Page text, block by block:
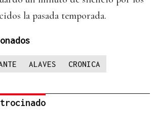
la pasada temporada.
ALAVES CRONICA